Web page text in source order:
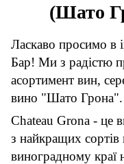
(Шато
Ласкаво просимо в
Бар! Ми з радістю
асортимент вин,
вино "Шато Грона".
Chateau Grona - це
з найкращих
виноградному